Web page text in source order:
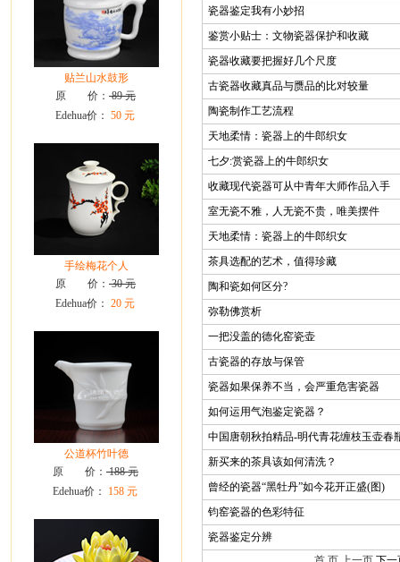
贴兰山水鼓形
原 价： 89 元
Edehua价： 50 元
手绘梅花个人
原 价： 30 元
Edehua价： 20 元
公道杯竹叶德
原 价： 188 元
Edehua价：
158 元
瓷器鉴定我有小妙招
鉴赏小贴士：文物瓷器保护和收藏
瓷器收藏要把握好几个尺度
古瓷器收藏真品与赝品的比对较量
陶瓷制作工艺流程
天地柔情：瓷器上的牛郎织女
七夕:赏瓷器上的牛郎织女
收藏现代瓷器可从中青年大师作品入手
室无瓷不雅，人无瓷不贵，唯美摆件
天地柔情：瓷器上的牛郎织女
茶具选配的艺术，值得珍藏
陶和瓷如何区分?
弥勒佛赏析
一把没盖的德化窑瓷壶
古瓷器的存放与保管
瓷器如果保养不当，会严重危害瓷器
如何运用气泡鉴定瓷器？
中国唐朝秋拍精品-明代青花缠枝玉壶春
新买来的茶具该如何清洗？
曾经的瓷器“黑牡丹”如今花开正盛(图)
钧窑瓷器的色彩特征
瓷器鉴定分辨